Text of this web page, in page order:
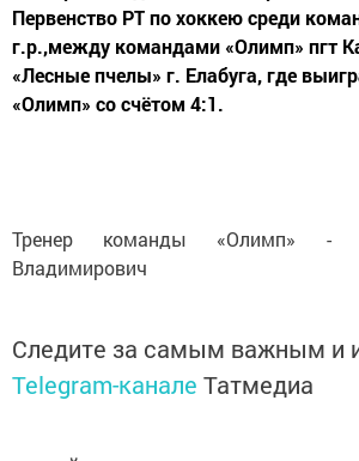
Первенство РТ по хоккею среди
г.р.,между командами «Олимп» пгт
«Лесные пчелы» г. Елабуга, где
«Олимп» со счётом 4:1.
Тренер команды «Олимп» -
Владимирович
Следите за самым важным и
Telegram-канале Татмедиа